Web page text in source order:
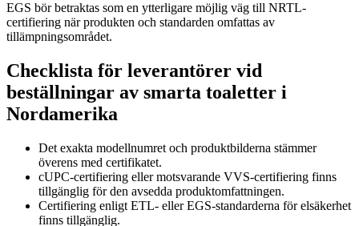
EGS bör betraktas som en ytterligare möjlig väg till NRTL-
certifiering när produkten och standarden omfattas av
tillämpningsområdet.
Checklista för leverantörer vid
beställningar av smarta toaletter i
Nordamerika
Det exakta modellnumret och produktbilderna stämmer
överens med certifikatet.
cUPC-certifiering eller motsvarande VVS-certifiering finns
tillgänglig för den avsedda produktomfattningen.
Certifiering enligt ETL- eller EGS-standarderna för elsäkerhet
finns tillgänglig.